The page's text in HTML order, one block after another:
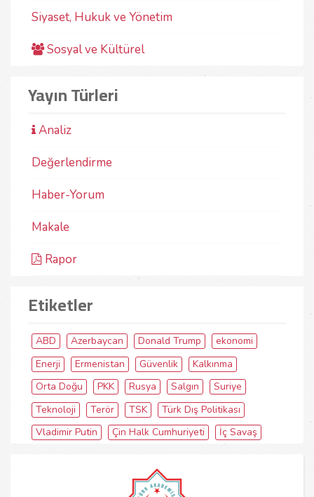
Siyaset, Hukuk ve Yönetim
Sosyal ve Kültürel
Yayın Türleri
Analiz
Değerlendirme
Haber-Yorum
Makale
Rapor
Etiketler
ABD Azerbaycan Donald Trump
ekonomi
Enerji
Ermenistan Güvenlik
Kalkınma
Orta Doğu
PKK Rusya Salgın
Suriye
Teknoloji
Terör TSK
Türk Dış Politikası
Vladimir Putin
Çin Halk Cumhuriyeti İç Savaş